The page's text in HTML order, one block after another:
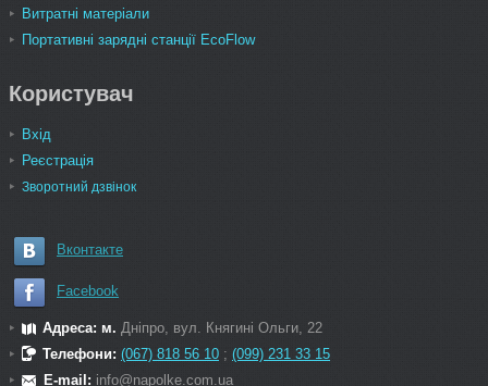
Витратні матеріали
Портативні зарядні станції EcoFlow
Користувач
Вхід
Реєстрація
Зворотний дзвінок
Вконтакте
Facebook
Адреса: м. Дніпро, вул. Княгині Ольги, 22
Телефони: (067) 818 56 10 ; (099) 231 33 15
E-mail: info@napolke.com.ua